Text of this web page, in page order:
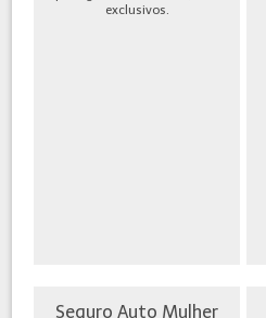
exclusivos.
Seguro Auto Mulher